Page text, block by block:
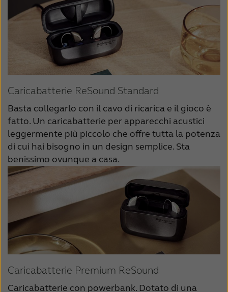
Caricabatterie ReSound Standard
Basta collegarlo con il cavo di ricarica e il gioco è
fatto. Un caricabatterie per apparecchi acustici
leggermente più piccolo che offre tutta la potenza
di cui hai bisogno in un design semplice. Sta
benissimo ovunque a casa.
Caricabatterie Premium ReSound
Caricabatterie con powerbank. Dotato di una